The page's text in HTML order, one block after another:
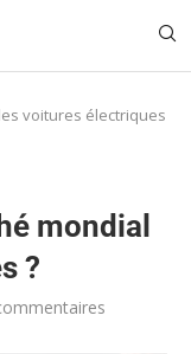
voitures électriques
mondial
?